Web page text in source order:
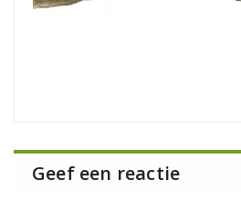
Geef een reactie